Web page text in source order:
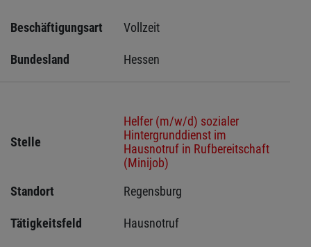
Beschäftigungsart Vollzeit
Bundesland Hessen
Stelle
Helfer (m/w/d) sozialer
Hintergrunddienst im
Hausnotruf in Rufbereitschaft
(Minijob)
Standort
Regensburg
Tätigkeitsfeld Hausnotruf